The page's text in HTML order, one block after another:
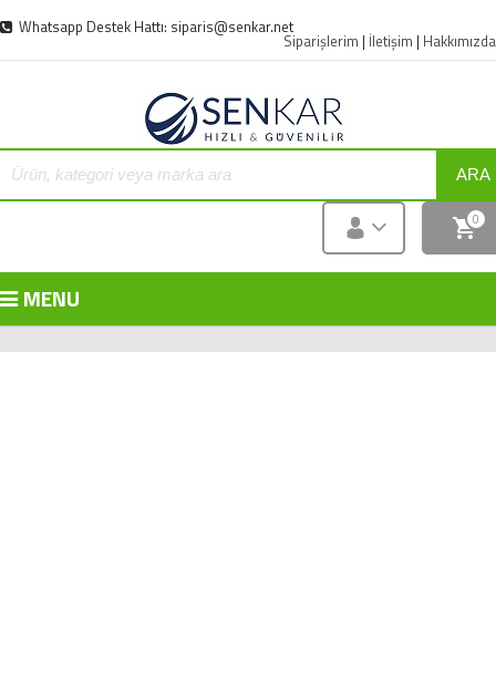
Whatsapp Destek Hattı: siparis@senkar.net
Siparişlerim | İletişim | Hakkımızda
ARA
0
MENU